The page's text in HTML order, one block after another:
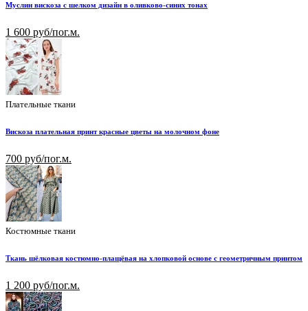
Муслин вискоза с шелком дизайн в оливково-синих тонах
1 600 руб/пог.м.
Плательные ткани
Вискоза плательная принт красные цветы на молочном фоне
700 руб/пог.м.
Костюмные ткани
Ткань шёлковая костюмно-плащёвая на хлопковой основе с геометричным принтом
1 200 руб/пог.м.